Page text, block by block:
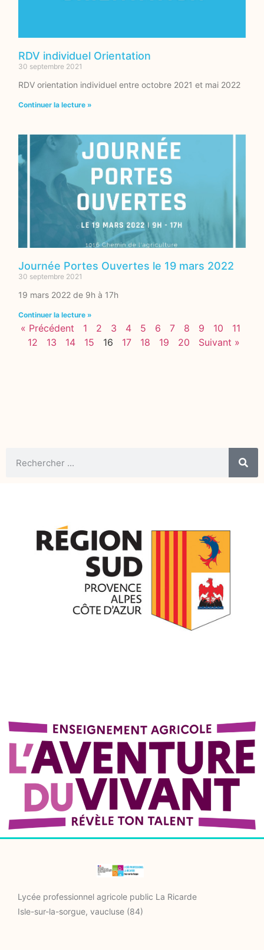
RDV individuel Orientation
30 septembre 2021
RDV orientation individuel entre octobre 2021 et mai 2022
Continuer la lecture »
Journée Portes Ouvertes le 19 mars 2022
30 septembre 2021
19 mars 2022 de 9h à 17h
Continuer la lecture »
« Précédent 1 2 3 4 5 6 7 8 9 10
11
12
13 14 15 16 17 18 19 20 Suivant »
Lycée professionnel agricole public La Ricarde
Isle-sur-la-sorgue, vaucluse (84)